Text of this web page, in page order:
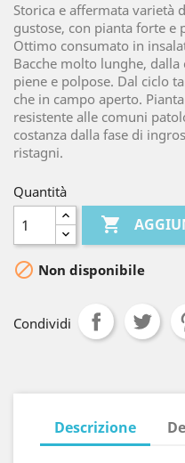
Storica e affermata varietà
gustose, con pianta forte
Ottimo consumato in
Bacche molto lunghe,
piene e polpose. Dal ciclo
che in campo aperto.
resistente alle comuni
costanza dalla fase di
ristagni.
Quantità

 Non disponibile
Condividi
Descrizione